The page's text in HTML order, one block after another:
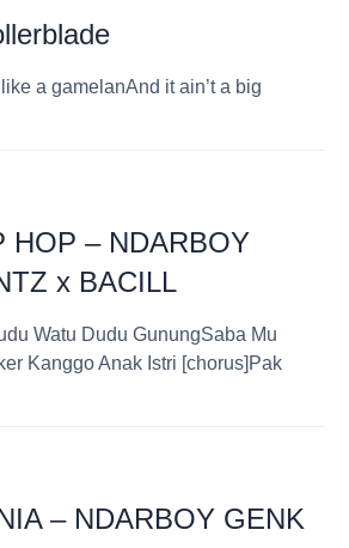
a gamelanAnd it ain’t a big
HOP – NDARBOY
x BACILL
Watu Dudu GunungSaba Mu
Kanggo Anak Istri [chorus]Pak
– NDARBOY GENK